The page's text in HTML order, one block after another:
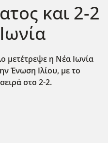
και 2-2
μετέτρεψε η Νέα Ιωνία
Ένωση Ιλίου, με το
στο 2-2.